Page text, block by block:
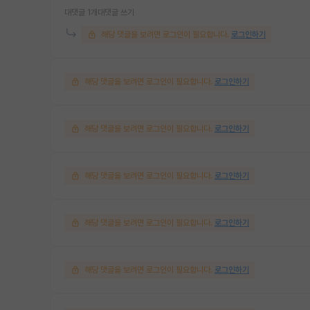
대댓글 1개 대댓글 쓰기
해당 댓글을 보려면 로그인이 필요합니다. 로그인하기
해당 댓글을 보려면 로그인이 필요합니다. 로그인하기
해당 댓글을 보려면 로그인이 필요합니다. 로그인하기
해당 댓글을 보려면 로그인이 필요합니다. 로그인하기
해당 댓글을 보려면 로그인이 필요합니다. 로그인하기
해당 댓글을 보려면 로그인이 필요합니다. 로그인하기